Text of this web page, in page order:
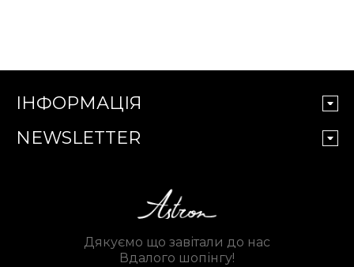
ІНФОРМАЦІЯ
Дякуємо що завітали до нас
Вдалого шопінгу!
NEWSLETTER